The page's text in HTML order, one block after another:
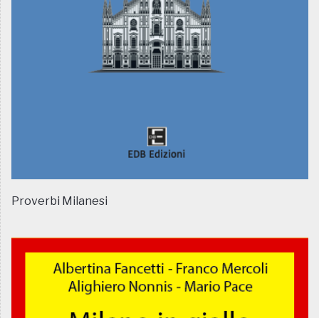
Proverbi Milanesi